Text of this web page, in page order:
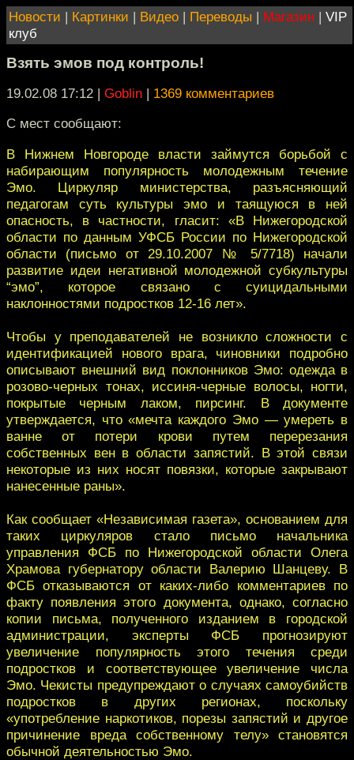
Новости | Картинки | Видео | Переводы | Магазин | VIP
клуб
Взять эмов под контроль!
19.02.08 17:12 | Goblin | 1369 комментариев
С мест сообщают:
В Нижнем Новгороде власти займутся борьбой с
набирающим популярность молодежным течение
Эмо. Циркуляр министерства, разъясняющий
педагогам суть культуры эмо и таящуюся в ней
опасность, в частности, гласит: «В Нижегородской
области по данным УФСБ России по Нижегородской
области (письмо от 29.10.2007 № 5/7718) начали
развитие идеи негативной молодежной субкультуры
“эмо”, которое связано с суицидальными
наклонностями подростков 12-16 лет».
Чтобы у преподавателей не возникло сложности с
идентификацией нового врага, чиновники подробно
описывают внешний вид поклонников Эмо: одежда в
розово-черных тонах, иссиня-черные волосы, ногти,
покрытые черным лаком, пирсинг. В документе
утверждается, что «мечта каждого Эмо — умереть в
ванне от потери крови путем перерезания
собственных вен в области запястий. В этой связи
некоторые из них носят повязки, которые закрывают
нанесенные раны».
Как сообщает «Независимая газета», основанием для
таких циркуляров стало письмо начальника
управления ФСБ по Нижегородской области Олега
Храмова губернатору области Валерию Шанцеву. В
ФСБ отказываются от каких-либо комментариев по
факту появления этого документа, однако, согласно
копии письма, полученного изданием в городской
администрации, эксперты ФСБ прогнозируют
увеличение популярность этого течения среди
подростков и соответствующее увеличение числа
Эмо. Чекисты предупреждают о случаях самоубийств
подростков в других регионах, поскольку
«употребление наркотиков, порезы запястий и другое
причинение вреда собственному телу» становятся
обычной деятельностью Эмо.